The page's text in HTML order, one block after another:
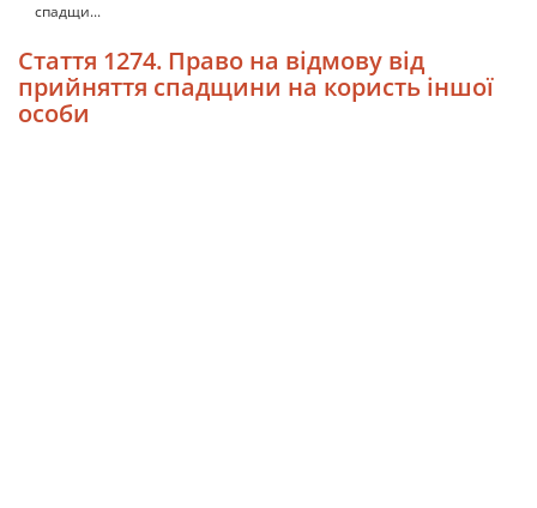
спадщи...
Стаття 1274. Право на відмову від
прийняття спадщини на користь іншої
особи